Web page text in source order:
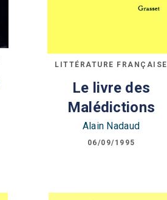
LITTÉRATURE FRANÇAISE
Le livre des
Malédictions
Alain Nadaud
06/09/1995